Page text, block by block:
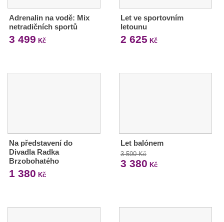
Adrenalin na vodě: Mix
netradičních sportů
3 499 Kč
Let ve sportovním
letounu
2 625 Kč
Na představení do
Divadla Radka
Brzobohatého
1 380 Kč
Let balónem
3 590 Kč
3 380 Kč